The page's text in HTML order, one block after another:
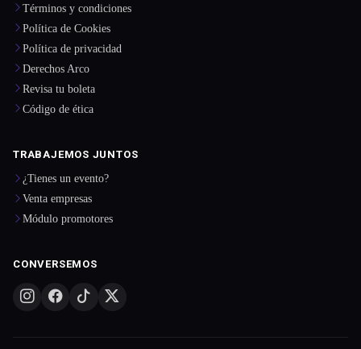
Términos y condiciones
Política de Cookies
Política de privacidad
Derechos Arco
Revisa tu boleta
Código de ética
TRABAJEMOS JUNTOS
¿Tienes un evento?
Venta empresas
Módulo promotores
CONVERSEMOS